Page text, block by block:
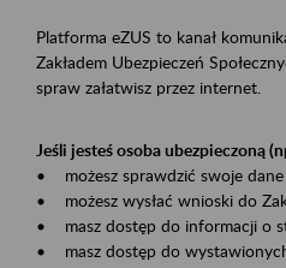
Platforma eZUS to kanał
Zakładem Ubezpieczeń
spraw załatwisz przez internet.
Jeśli jesteś osoba ubezpieczoną
• możesz sprawdzić swoje dane
• możesz wysłać wnioski do
• masz dostęp do informacji o
• masz dostęp do wystawionych